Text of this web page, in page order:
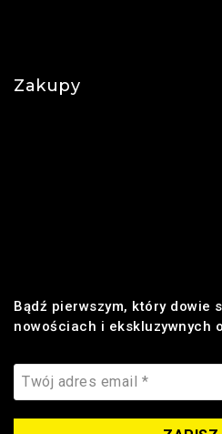
Zakupy
Bądź pierwszym, który dowie
nowościach i ekskluzywnych